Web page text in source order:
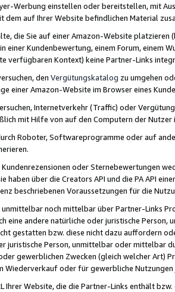
Werbung einstellen oder bereitstellen, mit
dem auf Ihrer Website befindlichen Material
die Sie auf einer Amazon-Website
einer Kundenbewertung, einem Forum, einem
verfügbaren Kontext) keine Partner-Links
den Vergütungskatalog zu umgehen
einer Amazon-Website im Browser eines
Internetverkehr (Traffic) oder
mit Hilfe von auf den Computern der
Roboter, Softwareprogramme oder auf
Kundenrezensionen oder Sternebewertungen
haben über die Creators API und die PA API
beschriebenen Voraussetzungen für die
unmittelbar noch mittelbar über Partner-Links
eine andere natürliche oder juristische
gestatten bzw. diese nicht dazu auffordern
juristische Person, unmittelbar oder mittelbar
gewerblichen Zwecken (gleich welcher Art)
Wiederverkauf oder für gewerbliche
Ihrer Website, die die Partner-Links enthält